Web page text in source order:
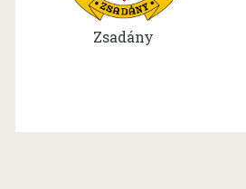
Zsadány